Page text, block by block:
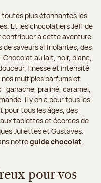
toutes plus étonnantes les
Et les chocolatiers Jeff de
contribuer à cette aventure
de saveurs affriolantes, des
au lait, noir, blanc,
finesse et intensité
multiples parfums et
ganache, praliné, caramel,
Il y en a pour tous les
pour tous les âges, des
tablettes et écorces de
Juliettes et Gustaves.
notreguide chocolat
pour vos